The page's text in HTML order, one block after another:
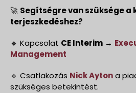
🚀 Segítségre van szüksége a
terjeszkedéshez?
🔹 Kapcsolat CE Interim →
Management
🔹 Csatlakozás Nick Aytona
szükséges betekintést.